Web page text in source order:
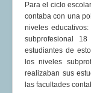
Para el ciclo
contaba con una
niveles
subprofesional
estudiantes de
los niveles
realizaban sus
las facultades